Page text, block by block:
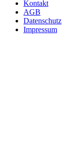
Kontakt
AGB
Datenschutz
Impressum